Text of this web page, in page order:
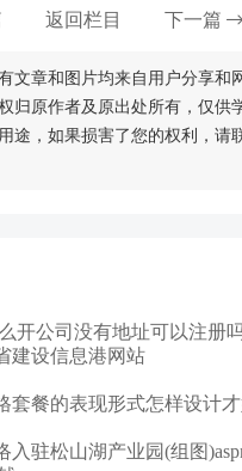
返回栏目 下一篇
文章和图片均来自用户分享和
归原作者及原出处所有，仅供
途，如果损害了您的权利，请
开公司没有地址可以注册
建设信息港网站
套餐的表现形式怎样设计才
入驻松山湖产业园(组图